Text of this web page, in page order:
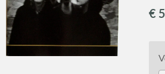
€